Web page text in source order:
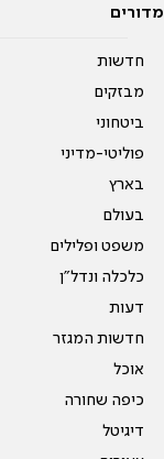
מדורים
חדשות
מבזקים
ביטחוני
פוליטי-מדיני
בארץ
בעולם
משפט ופלילים
כלכלה ונדל"ן
דעות
חדשות המגזר
אוכל
כיפה שחורה
דיגיטל